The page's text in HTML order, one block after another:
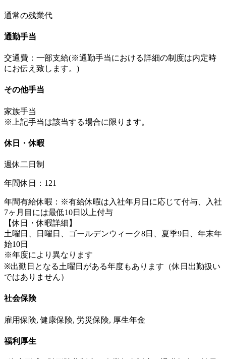
通常の残業代
通勤手当
交通費：一部支給(※通勤手当における詳細の制度は内定時
にお伝え致します。)
その他手当
家族手当
※上記手当は該当する場合に限ります。
休日・休暇
週休二日制
年間休日：121
年間有給休暇：※有給休暇は入社年月日に応じて付与、入社
7ヶ月目には最低10日以上付与
【休日・休暇詳細】
土曜日、日曜日、ゴールデンウィーク8日、夏季9日、年末年
始10日
※年度により異なります
※出勤日となる土曜日がある年度もあります（休日出勤扱い
ではありません）
社会保険
雇用保険, 健康保険, 労災保険, 厚生年金
福利厚生